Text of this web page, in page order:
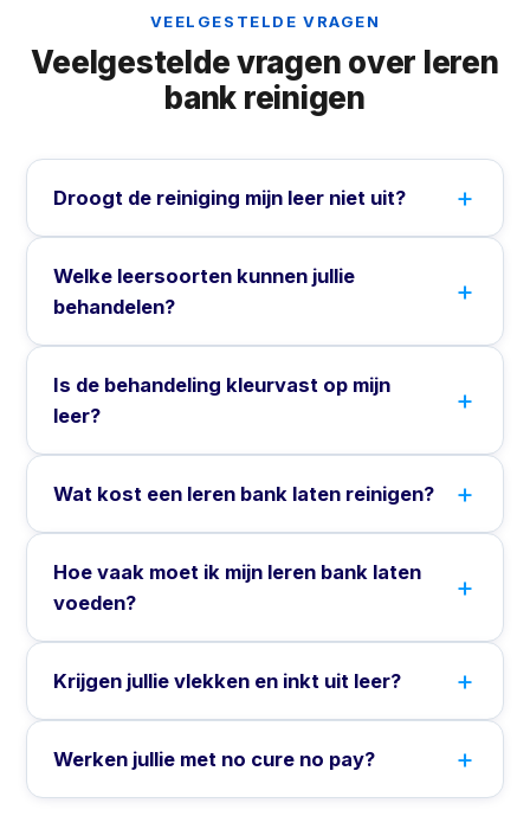
VEELGESTELDE VRAGEN
Veelgestelde vragen over leren
bank reinigen
Droogt de reiniging mijn leer niet uit?
Welke leersoorten kunnen jullie
behandelen?
Is de behandeling kleurvast op mijn
leer?
Wat kost een leren bank laten reinigen?
Hoe vaak moet ik mijn leren bank laten
voeden?
Krijgen jullie vlekken en inkt uit leer?
Werken jullie met no cure no pay?